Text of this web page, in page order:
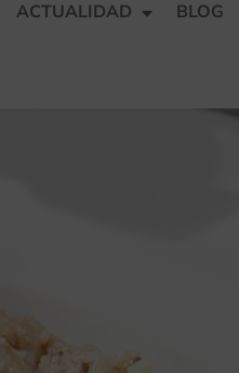
ACTUALIDAD BLOG